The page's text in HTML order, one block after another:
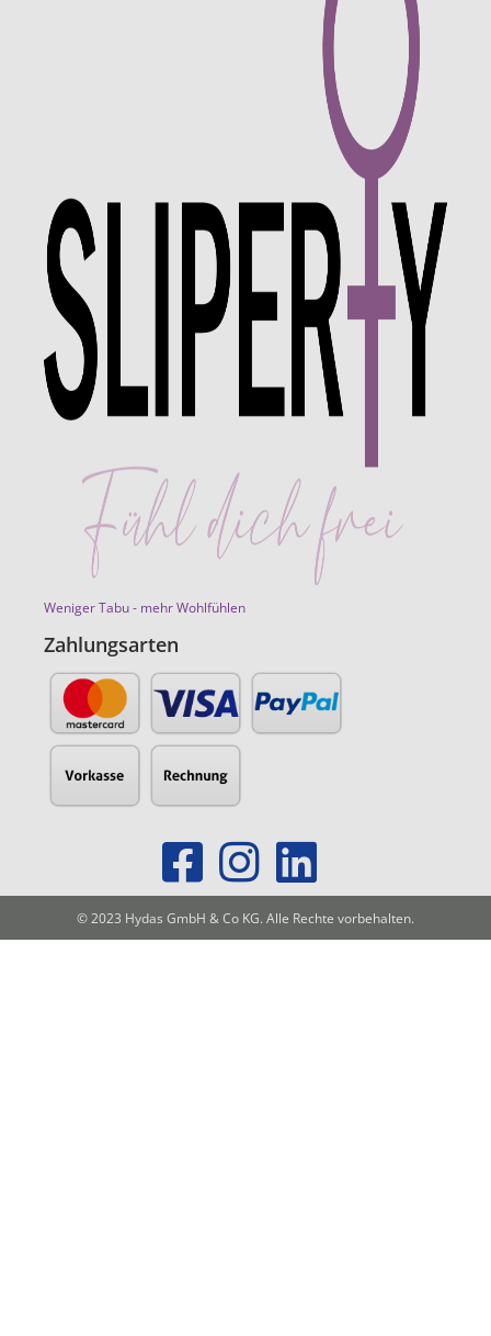
Weniger Tabu - mehr Wohlfühlen
Zahlungsarten
© 2023 Hydas GmbH & Co KG. Alle Rechte vorbehalten.